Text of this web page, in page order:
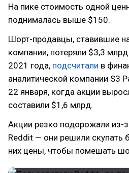
На пике стоимость одной
поднималась выше $150.
Шорт-продавцы, ставившие
компании, потеряли $3,3
2021 года, подсчитали в
аналитической компании S3
22 января, когда акции
составили $1,6 млрд.
Акции резко подорожали из-
Reddit — они решили скупать
них цены, чтобы помешать